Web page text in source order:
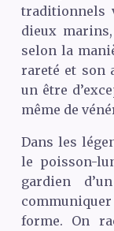
traditionnels
dieux
selon la
rareté et son
un être
même de
Dans les
le poisson-
gardien
forme. On